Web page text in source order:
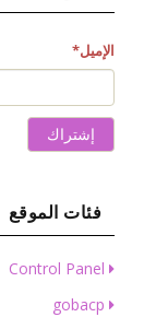
الإميل*
إشتراك
فئات الموقع
Control Panel
gobacp